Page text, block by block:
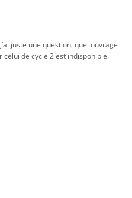
juste une question, quel ouvrage
celui de cycle 2 est indisponible.